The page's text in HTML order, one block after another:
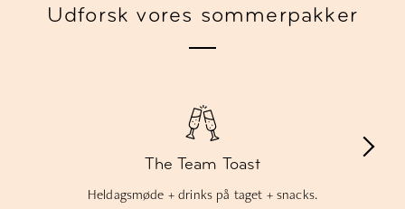
Udforsk vores sommerpakker
The Summer Outing
Privat tagterrasse + drinks + bar bites.